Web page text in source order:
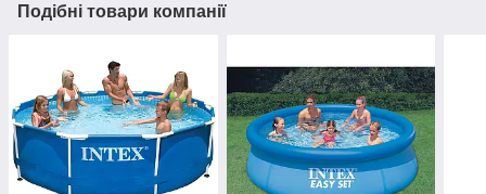
Подібні товари компанії